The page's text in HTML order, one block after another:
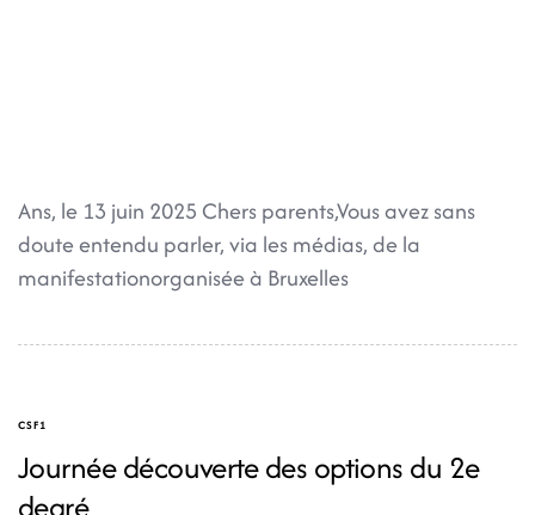
Ans, le 13 juin 2025 Chers parents,Vous avez sans
doute entendu parler, via les médias, de la
manifestationorganisée à Bruxelles
CSF1
Journée découverte des options du 2e
degré